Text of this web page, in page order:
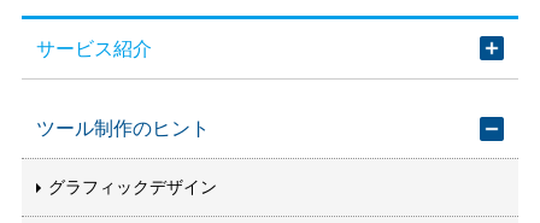
サービス紹介
ツール制作のヒント
グラフィックデザイン